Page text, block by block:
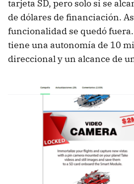
tarjeta SD, pero solo si se
de dólares de financiación.
funcionalidad se quedó
tiene una autonomía de 10
direccional y un alcance de